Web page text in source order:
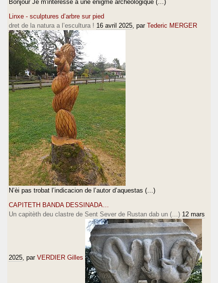
Bonjour Je m'intéresse à une énigme archéologique (…)
Linxe - sculptures d’arbre sur pied
dret de la natura a l’escultura ! 16 avril 2025 , par Tederic MERGER
N’èi pas trobat l’indicacion de l’autor d’aquestas (…)
CAPITETH BANDA DESSINADA…
Un capitèth deu clastre de Sent Sever de Rustan dab un (…) 12 mars
2025 , par VERDIER Gilles